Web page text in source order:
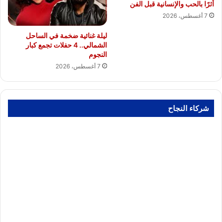
أثرًا بالحب والإنسانية قبل الفن
7 أغسطس، 2026
ليلة غنائية ضخمة في الساحل
الشمالي.. 4 حفلات تجمع كبار
النجوم
7 أغسطس، 2026
شركاء النجاح